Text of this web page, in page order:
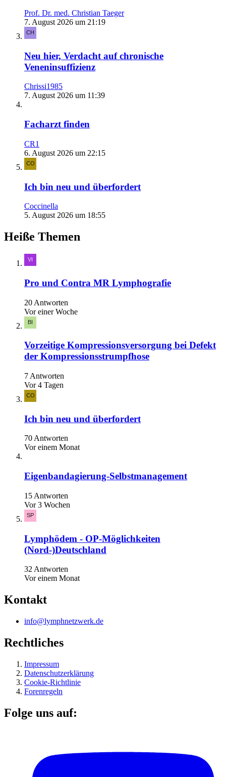
Prof. Dr. med. Christian Taeger
7. August 2026 um 21:19
Neu hier, Verdacht auf chronische
Veneninsuffizienz
Chrissi1985
7. August 2026 um 11:39
Facharzt finden
CR1
6. August 2026 um 22:15
Ich bin neu und überfordert
Coccinella
5. August 2026 um 18:55
Heiße Themen
Pro und Contra MR Lymphografie
20 Antworten
Vor einer Woche
Vorzeitige Kompressionsversorgung bei Defekt
der Kompressionsstrumpfhose
7 Antworten
Vor 4 Tagen
Ich bin neu und überfordert
70 Antworten
Vor einem Monat
Eigenbandagierung-Selbstmanagement
15 Antworten
Vor 3 Wochen
Lymphödem - OP-Möglichkeiten
(Nord-)Deutschland
32 Antworten
Vor einem Monat
Kontakt
info@lymphnetzwerk.de
Rechtliches
Impressum
Datenschutzerklärung
Cookie-Richtlinie
Forenregeln
Folge uns auf: